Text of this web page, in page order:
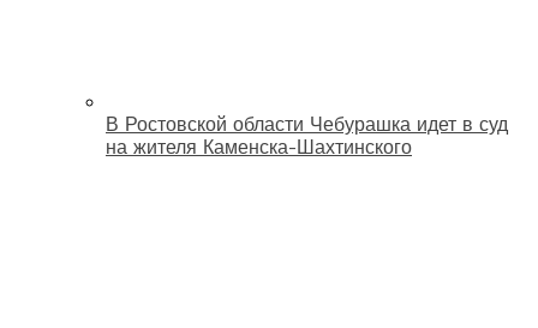
В Ростовской области Чебурашка идет в суд
на жителя Каменска-Шахтинского